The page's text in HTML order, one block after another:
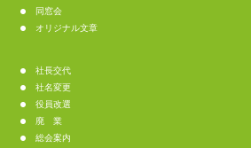
同窓会
オリジナル文章
社長交代
社名変更
役員改選
廃 業
総会案内